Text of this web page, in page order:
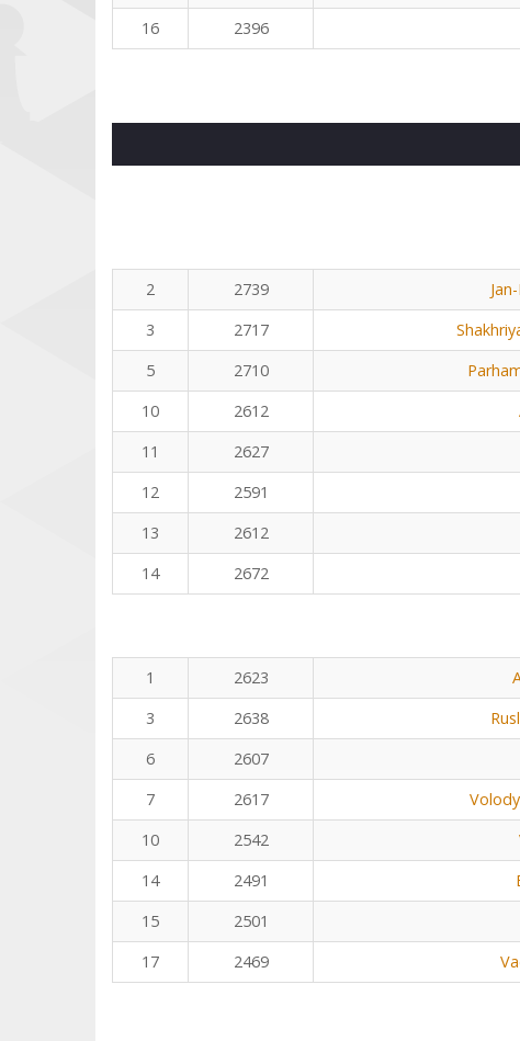
16
2396
2
2739
3
2717
5
2710
10
2612
11
2627
12
2591
13
2612
14
2672
1
2623
3
2638
6
2607
7
2617
10
2542
14
2491
15
2501
17
2469